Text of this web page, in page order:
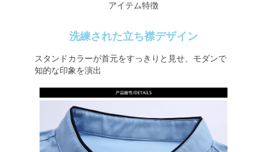
アイテム特徴
洗練された立ち襟デザイン
スタンドカラーが首元をすっきりと見せ、モダンで
知的な印象を演出